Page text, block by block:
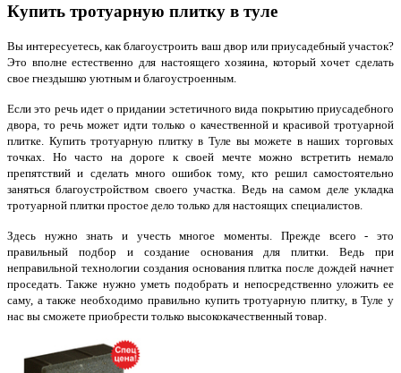
Купить тротуарную плитку в туле
Вы интересуетесь, как благоустроить ваш двор или приусадебный участок?
Это вполне естественно для настоящего хозяина, который хочет сделать
свое гнездышко уютным и благоустроенным.
Если это речь идет о придании эстетичного вида покрытию приусадебного
двора, то речь может идти только о качественной и красивой тротуарной
плитке. Купить тротуарную плитку в Туле вы можете в наших торговых
точках. Но часто на дороге к своей мечте можно встретить немало
препятствий и сделать много ошибок тому, кто решил самостоятельно
заняться благоустройством своего участка. Ведь на самом деле укладка
тротуарной плитки простое дело только для настоящих специалистов.
Здесь нужно знать и учесть многое моменты. Прежде всего - это
правильный подбор и создание основания для плитки. Ведь при
неправильной технологии создания основания плитка после дождей начнет
проседать. Также нужно уметь подобрать и непосредственно уложить ее
саму, а также необходимо правильно купить тротуарную плитку, в Туле у
нас вы сможете приобрести только высококачественный товар.